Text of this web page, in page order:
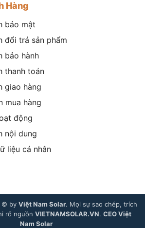
Hàng
bảo mật
đổi trả sản phẩm
bảo hành
thanh toán
giao hàng
mua hàng
động
nội dung
liệu cá nhân
© by Việt Nam Solar. Mọi sự sao chép, trích
rõ nguồn VIETNAMSOLAR.VN. CEO Việt
Nam Solar